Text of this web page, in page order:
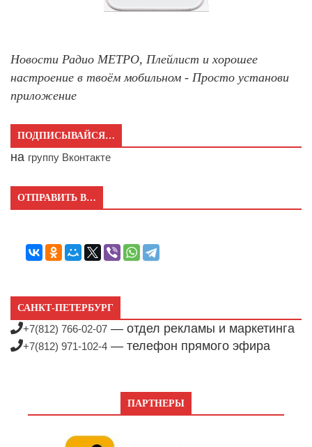
Новости Радио МЕТРО, Плейлист и хорошее
настроение в твоём мобильном - Просто установи
приложение
ПОДПИСЫВАЙСЯ…
на группу Вконтакте
ОТПРАВИТЬ В…
САНКТ-ПЕТЕРБУРГ
+7(812) 766-02-07 — отдел рекламы и маркетинга
+7(812) 971-102-4 — телефон прямого эфира
ПАРТНЕРЫ